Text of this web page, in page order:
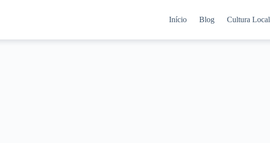
Início Blog Cultura Local